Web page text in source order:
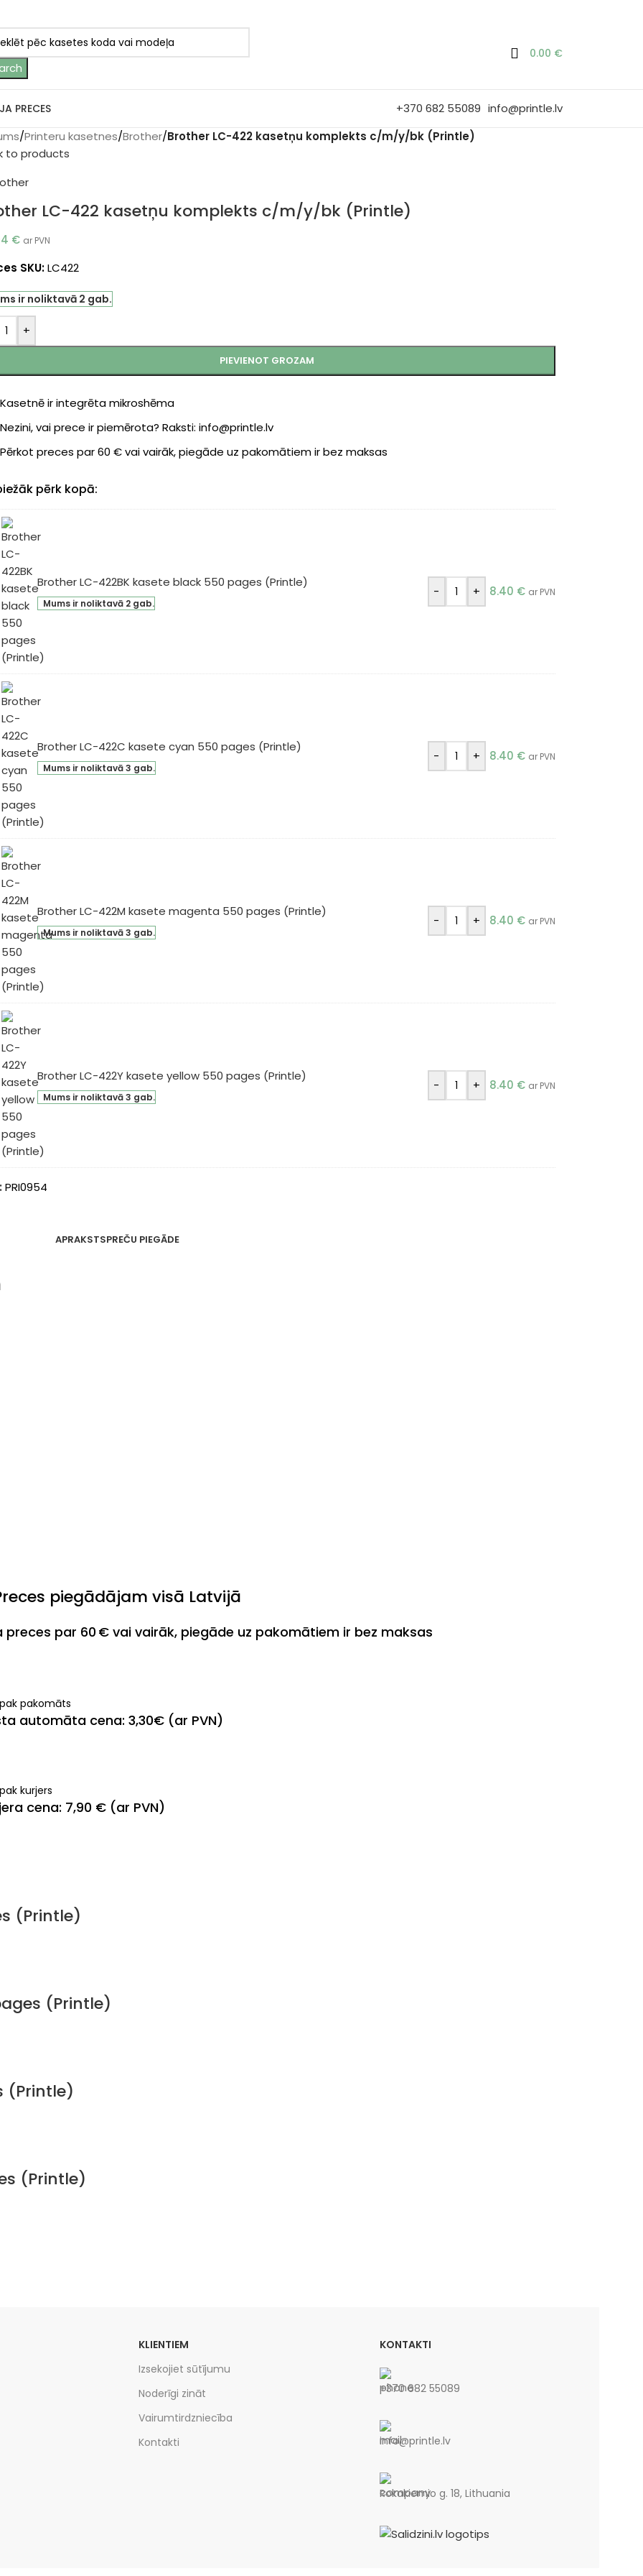
0.00 €
PRECES +370 682 55089 info@printle.lv
/Printeru kasetnes/Brother/Brother LC-422 kasetņu komplekts c/m/y/bk (Printle)
to products
LC-422 kasetņu komplekts c/m/y/bk (Printle)
€ ar PVN
SKU:LC422
ir noliktavā 2 gab.
+
PIEVIENOT GROZAM
Kasetnē ir integrēta mikroshēma
Nezini, vai prece ir piemērota? Raksti: info@printle.lv
Pērkot preces par 60 € vai vairāk, piegāde uz pakomātiem ir bez maksas
pērk kopā:
Brother LC-422BK kasete black 550 pages (Printle)
Mums ir noliktavā 2 gab.
- + 8.40 € ar PVN
Brother LC-422C kasete cyan 550 pages (Printle)
Mums ir noliktavā 3 gab.
- + 8.40 € ar PVN
Brother LC-422M kasete magenta 550 pages (Printle)
Mums ir noliktavā 3 gab.
- + 8.40 € ar PVN
Brother LC-422Y kasete yellow 550 pages (Printle)
Mums ir noliktavā 3 gab.
- + 8.40 € ar PVN
PRI0954
APRAKSTSPREČU PIEGĀDE
piegādājam visā Latvijā
par 60 € vai vairāk, piegāde uz pakomātiem ir bez maksas
pakomāts
automāta cena: 3,30€ (ar PVN)
kurjers
cena: 7,90 € (ar PVN)
(Printle)
(Printle)
(Printle)
(Printle)
KLIENTIEM
Izsekojiet sūtījumu
Noderīgi zināt
Vairumtirdzniecība
Kontakti
KONTAKTI
+370 682 55089
info@printle.lv
Rokakiemio g. 18, Lithuania